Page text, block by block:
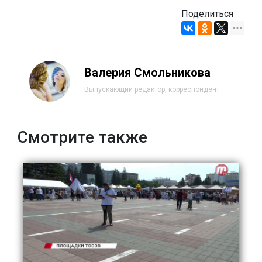
Поделиться
Валерия Смольникова
Выпускающий редактор, корреспондент
Смотрите также